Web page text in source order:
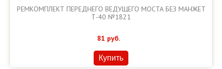
РЕМКОМПЛЕКТ ПЕРЕДНЕГО ВЕДУЩЕГО МОСТА БЕЗ МАНЖЕТ
Т-40 №1821
81 руб.
Купить